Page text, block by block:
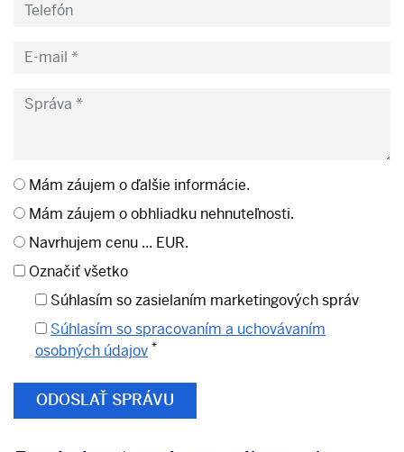
Mám záujem o ďalšie informácie.
Mám záujem o obhliadku nehnuteľnosti.
Navrhujem cenu ... EUR.
Označiť všetko
Súhlasím so zasielaním marketingových správ
Súhlasím so spracovaním a uchovávaním
osobných údajov *